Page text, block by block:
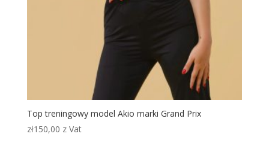
Top treningowy model Akio marki Grand Prix
zł150,00 z Vat